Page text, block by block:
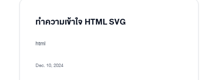
ทำความเข้าใจ HTML SVG
html
Dec. 10, 2024